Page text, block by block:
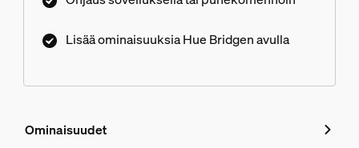
Lisää ominaisuuksia Hue Bridgen avulla
Ominaisuudet